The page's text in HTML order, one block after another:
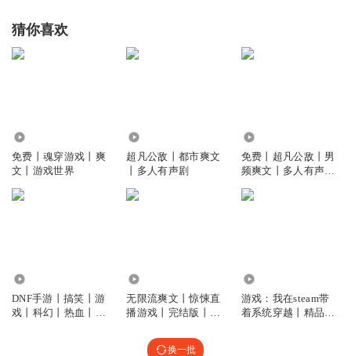
猜你喜欢
免费丨魂穿游戏丨爽
文丨游戏世界
超凡公敌丨都市爽文
丨多人有声剧
免费丨超凡公敌丨男
频爽文丨多人有声剧
DNF手游丨搞笑丨游
戏丨科幻丨热血丨爽
无限流爽文丨惊悚直
播游戏丨完结版丨免
游戏：我在steam带
着系统穿越丨精品多
换一批